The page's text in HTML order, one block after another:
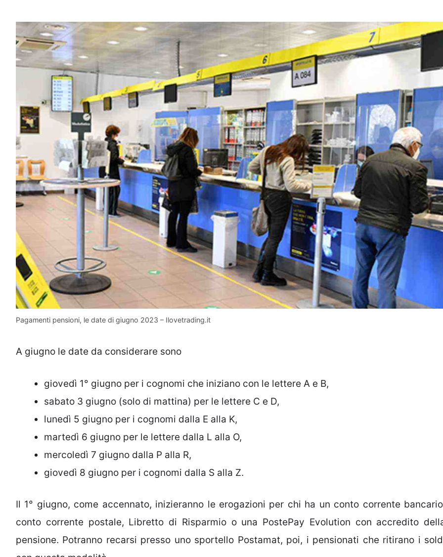
Pagamenti pensioni, le date di giugno 2023 – Ilovetrading.it
A giugno le date da considerare sono
giovedì 1° giugno per i cognomi che iniziano con le lettere A e B,
sabato 3 giugno (solo di mattina) per le lettere C e D,
lunedì 5 giugno per i cognomi dalla E alla K,
martedì 6 giugno per le lettere dalla L alla O,
mercoledì 7 giugno dalla P alla R,
giovedì 8 giugno per i cognomi dalla S alla Z.
Il 1° giugno, come accennato, inizieranno le erogazioni per chi ha un conto corrente
conto corrente postale, Libretto di Risparmio o una PostePay Evolution con accredito
pensione. Potranno recarsi presso uno sportello Postamat, poi, i pensionati che ritirano i